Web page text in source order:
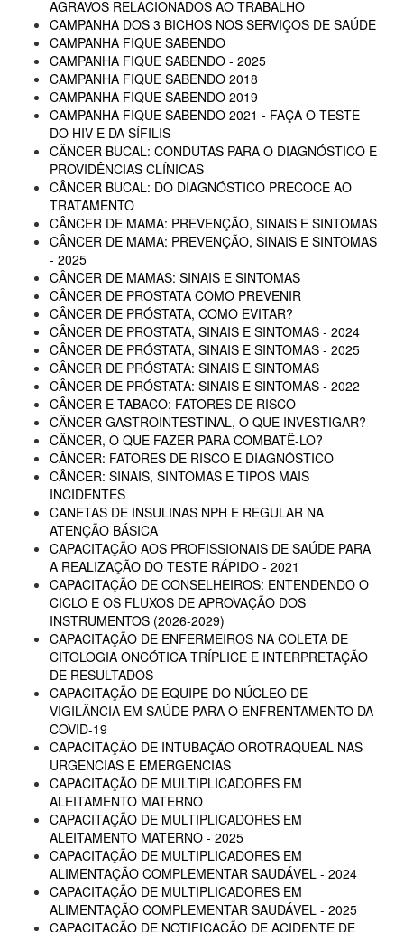
AGRAVOS RELACIONADOS AO TRABALHO
CAMPANHA DOS 3 BICHOS NOS SERVIÇOS DE SAÚDE
CAMPANHA FIQUE SABENDO
CAMPANHA FIQUE SABENDO - 2025
CAMPANHA FIQUE SABENDO 2018
CAMPANHA FIQUE SABENDO 2019
CAMPANHA FIQUE SABENDO 2021 - FAÇA O TESTE
DO HIV E DA SÍFILIS
CÂNCER BUCAL: CONDUTAS PARA O DIAGNÓSTICO E
PROVIDÊNCIAS CLÍNICAS
CÂNCER BUCAL: DO DIAGNÓSTICO PRECOCE AO
TRATAMENTO
CÂNCER DE MAMA: PREVENÇÃO, SINAIS E SINTOMAS
CÂNCER DE MAMA: PREVENÇÃO, SINAIS E SINTOMAS
- 2025
CÂNCER DE MAMAS: SINAIS E SINTOMAS
CÂNCER DE PROSTATA COMO PREVENIR
CÂNCER DE PRÓSTATA, COMO EVITAR?
CÂNCER DE PROSTATA, SINAIS E SINTOMAS - 2024
CÂNCER DE PRÓSTATA, SINAIS E SINTOMAS - 2025
CÂNCER DE PRÓSTATA: SINAIS E SINTOMAS
CÂNCER DE PRÓSTATA: SINAIS E SINTOMAS - 2022
CÂNCER E TABACO: FATORES DE RISCO
CÂNCER GASTROINTESTINAL, O QUE INVESTIGAR?
CÂNCER, O QUE FAZER PARA COMBATÊ-LO?
CÂNCER: FATORES DE RISCO E DIAGNÓSTICO
CÂNCER: SINAIS, SINTOMAS E TIPOS MAIS
INCIDENTES
CANETAS DE INSULINAS NPH E REGULAR NA
ATENÇÃO BÁSICA
CAPACITAÇÃO AOS PROFISSIONAIS DE SAÚDE PARA
A REALIZAÇÃO DO TESTE RÁPIDO - 2021
CAPACITAÇÃO DE CONSELHEIROS: ENTENDENDO O
CICLO E OS FLUXOS DE APROVAÇÃO DOS
INSTRUMENTOS (2026-2029)
CAPACITAÇÃO DE ENFERMEIROS NA COLETA DE
CITOLOGIA ONCÓTICA TRÍPLICE E INTERPRETAÇÃO
DE RESULTADOS
CAPACITAÇÃO DE EQUIPE DO NÚCLEO DE
VIGILÂNCIA EM SAÚDE PARA O ENFRENTAMENTO DA
COVID-19
CAPACITAÇÃO DE INTUBAÇÃO OROTRAQUEAL NAS
URGENCIAS E EMERGENCIAS
CAPACITAÇÃO DE MULTIPLICADORES EM
ALEITAMENTO MATERNO
CAPACITAÇÃO DE MULTIPLICADORES EM
ALEITAMENTO MATERNO - 2025
CAPACITAÇÃO DE MULTIPLICADORES EM
ALIMENTAÇÃO COMPLEMENTAR SAUDÁVEL - 2024
CAPACITAÇÃO DE MULTIPLICADORES EM
ALIMENTAÇÃO COMPLEMENTAR SAUDÁVEL - 2025
CAPACITAÇÃO DE NOTIFICAÇÃO DE ACIDENTE DE